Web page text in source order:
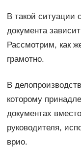
В такой ситуации
документа
Рассмотрим, как
грамотно.
В
которому
документах
руководителя,
врио.